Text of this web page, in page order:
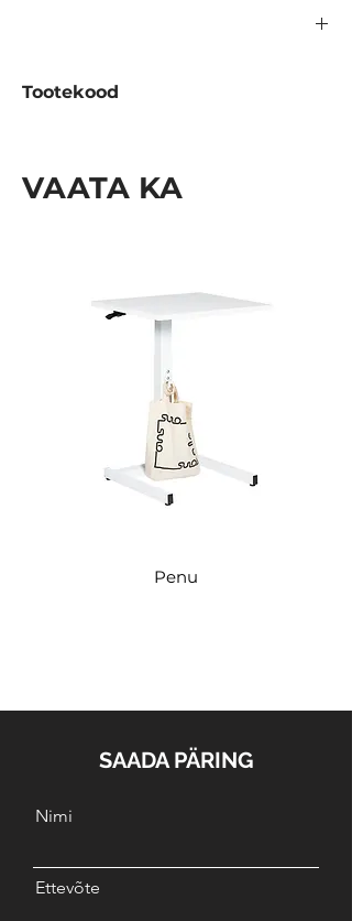
Tootekood
VAATA KA
Penu
SAADA PÄRING
Nimi
Ettevõte